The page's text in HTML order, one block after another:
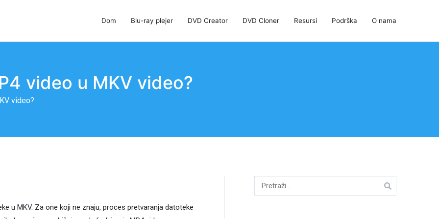
Dom Blu-ray plejer DVD Creator DVD Cloner Resursi Podrška O nama
video u MKV video?
video?
u MKV. Za one koji ne znaju, proces pretvaranja datoteke
Traži: